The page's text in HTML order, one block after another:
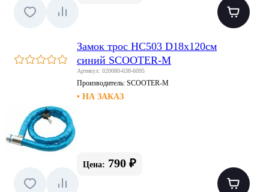
Замок трос HC503 D18x120см
синий SCOOTER-M
Артикул: 020080-638-6095
Производитель: SCOOTER-M
• НА ЗАКАЗ
Цена: 790 ₽